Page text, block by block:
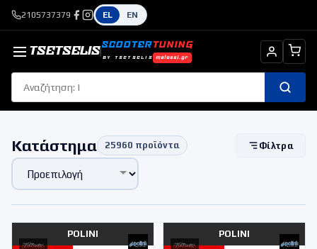
2105737379 EL EN
TSETSELIS
SCOOTERTUNING
BY TSETSELIS malossi.gr
Κατάστημα 25960 προϊόντα Φίλτρα
POLINI
POLINI